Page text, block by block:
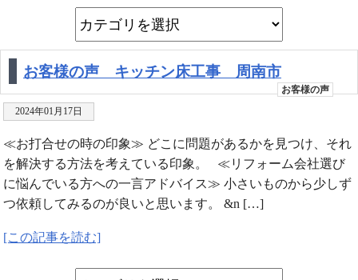
お客様の声 キッチン床工事 周南市
お客様の声
2024年01月17日
≪お打合せの時の印象≫ どこに問題があるかを見つけ、それ
を解決する方法を考えている印象。 ≪リフォーム会社選び
に悩んでいる方への一言アドバイス≫ 小さいものから少しず
つ依頼してみるのが良いと思います。 &n […]
[この記事を読む]